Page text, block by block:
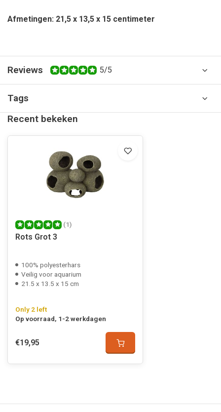
Afmetingen: 21,5 x 13,5 x 15 centimeter
Reviews 5/5
Tags
Recent bekeken
(1)
Rots Grot 3
100% polyesterhars
Veilig voor aquarium
21.5 x 13.5 x 15 cm
Only 2 left
Op voorraad, 1-2 werkdagen
€19,95